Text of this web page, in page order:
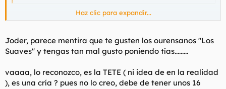
Casi peor, oiga.
Haz clic para expandir...
Joder, parece mentira que te gusten los ourensanos "Los
Suaves" y tengas tan mal gusto poniendo tías.........
vaaaa, lo reconozco, es la TETE ( ni idea de en la realidad
), es una cría ? pues no lo creo, debe de tener unos 16